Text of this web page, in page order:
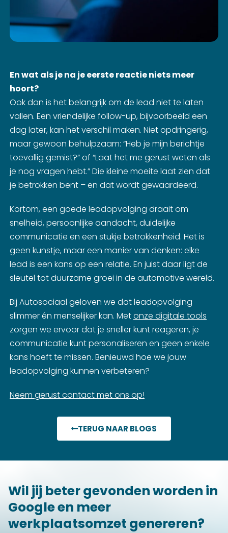
En wat als je na je eerste reactie niets meer
hoort?
Ook dan is het belangrijk om de lead niet te laten
vallen. Een vriendelijke follow-up, bijvoorbeeld een
dag later, kan het verschil maken. Niet opdringerig,
maar gewoon behulpzaam: “Heb je mijn berichtje
toevallig gemist?” of “Laat het me gerust weten als
je nog vragen hebt.” Die kleine moeite laat zien dat
je betrokken bent – en dat wordt gewaardeerd.
Kortom, een goede leadopvolging draait om
snelheid, persoonlijke aandacht, duidelijke
communicatie en een stukje betrokkenheid. Het is
geen kunstje, maar een manier van denken: elke
lead is een kans op een relatie. En juist daar ligt de
sleutel tot duurzame groei in de automotive wereld.
Bij Autosociaal geloven we dat leadopvolging
slimmer én menselijker kan. Metonze digitale tools
zorgen we ervoor dat je sneller kunt reageren, je
communicatie kunt personaliseren en geen enkele
kans hoeft te missen. Benieuwd hoe we jouw
leadopvolging kunnen verbeteren?
Neem gerust contact met ons op!
TERUG NAAR BLOGS
Wil jij beter gevonden worden in
Google en meer
werkplaatsomzet genereren?